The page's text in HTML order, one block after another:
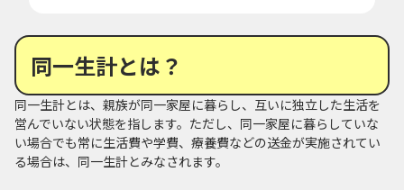
同一生計とは？
同一生計とは、親族が同一家屋に暮らし、互いに独立した生活を
営んでいない状態を指します。ただし、同一家屋に暮らしていな
い場合でも常に生活費や学費、療養費などの送金が実施されてい
る場合は、同一生計とみなされます。